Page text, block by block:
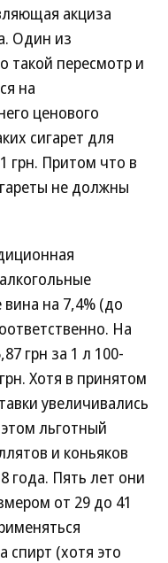
акциза
Один из
такой пересмотр и
на
ценового
сигарет для
грн. Притом что в
не должны
на 7,4% (до
На
грн за 1 л 100-
Хотя в принятом
увеличивались
льготный
и коньяков
года. Пять лет они
от 29 до 41
спирт (хотя это